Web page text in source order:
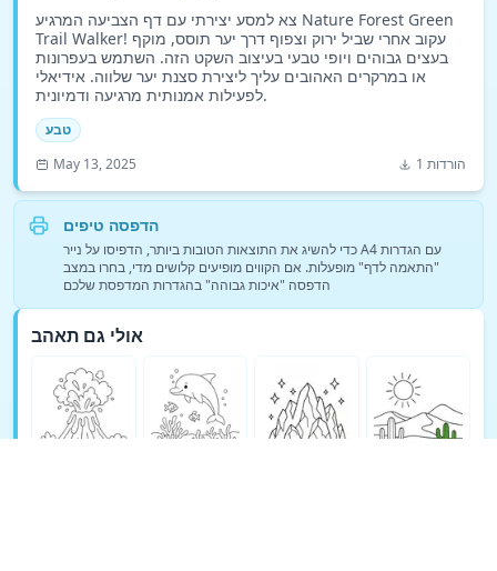
צא למסע יצירתי עם דף הצביעה המרגיע Nature Forest Green
Trail Walker! עקוב אחרי שביל ירוק וצפוף דרך יער תוסס, מוקף
בעצים גבוהים ויופי טבעי בעיצוב השקט הזה. השתמש בעפרונות
או במרקרים האהובים עליך ליצירת סצנת יער שלווה. אידיאלי
לפעילות אמנותית מרגיעה ודמיונית.
טבע
May 13, 2025
1 הורדות
הדפסה טיפים
כדי להשיג את התוצאות הטובות ביותר, הדפיסו על נייר A4 עם הגדרות
"התאמה לדף" מופעלות. אם הקווים מופיעים קלושים מדי, בחרו במצב
הדפסה "איכות גבוהה" בהגדרות המדפסת שלכם
אולי גם תאהב